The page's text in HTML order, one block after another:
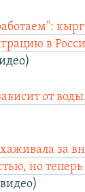
в
от
за
но